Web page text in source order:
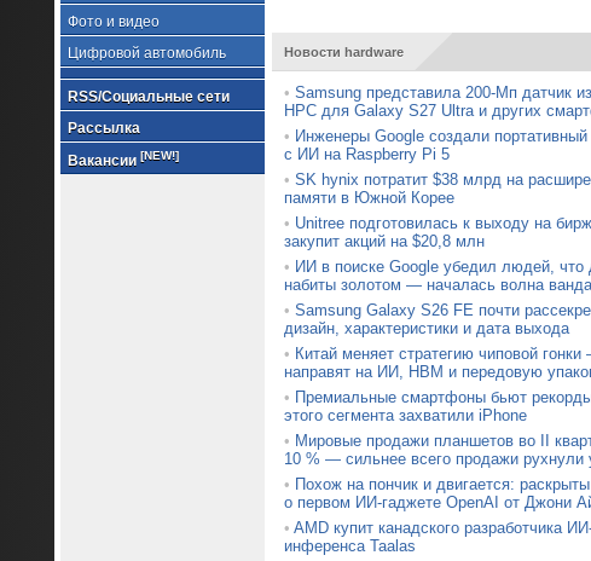
Фото и видео
Цифровой автомобиль
RSS/Социальные сети
Рассылка
Вакансии [NEW!]
Новости hardware
• Samsung представила 200-Мп датчик
HPC для Galaxy S27 Ultra и других
• Инженеры Google создали
с ИИ на Raspberry Pi 5
• SK hynix потратит $38 млрд на
памяти в Южной Корее
• Unitree подготовилась к выходу на
закупит акций на $20,8 млн
• ИИ в поиске Google убедил людей,
набиты золотом — началась волна
• Samsung Galaxy S26 FE почти
дизайн, характеристики и дата выхода
• Китай меняет стратегию чиповой
направят на ИИ, HBM и передовую
• Премиальные смартфоны бьют
этого сегмента захватили iPhone
• Мировые продажи планшетов во II
10 % — сильнее всего продажи рухнули
• Похож на пончик и двигается:
о первом ИИ-гаджете OpenAI от Джони
• AMD купит канадского разработчика
инференса Taalas